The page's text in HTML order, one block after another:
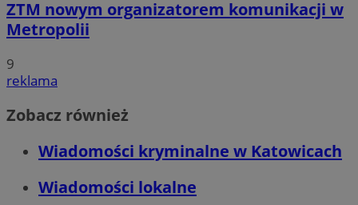
ZTM nowym organizatorem komunikacji w
Metropolii
9
reklama
Zobacz również
Wiadomości kryminalne w Katowicach
Wiadomości lokalne